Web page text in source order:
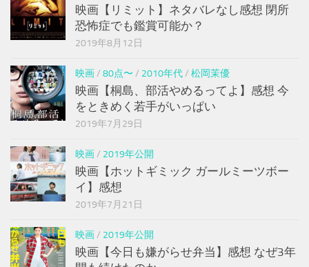
映画【リミット】ネタバレなし感想 閉所
恐怖症でも鑑賞可能か？
2019年8月12日
映画/ 80点〜 / 2010年代/ 松岡茉優
映画【桐島、部活やめるってよ】感想 今
をときめく若手がいっぱい
2019年7月29日
映画/ 2019年公開
映画【ホットギミック ガールミーツボー
イ】感想
2019年7月21日
映画/ 2019年公開
映画【今日も嫌がらせ弁当】感想 なぜ3年